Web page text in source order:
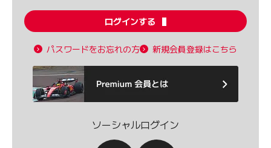
ログインする
パスワードをお忘れの方 新規会員登録はこちら
ソーシャルログイン